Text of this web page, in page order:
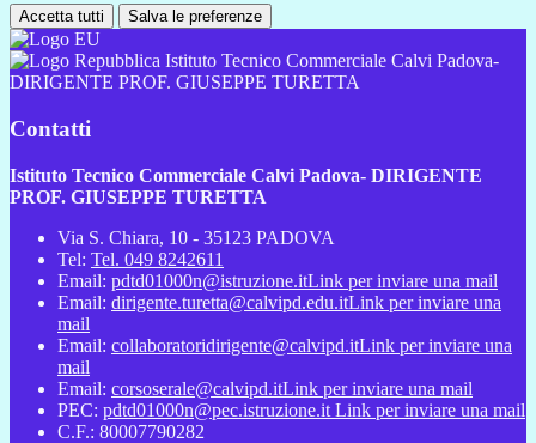
Accetta tutti Salva le preferenze
Istituto Tecnico Commerciale Calvi Padova-
DIRIGENTE PROF. GIUSEPPE TURETTA
Contatti
Istituto Tecnico Commerciale Calvi Padova- DIRIGENTE
PROF. GIUSEPPE TURETTA
Via S. Chiara, 10 - 35123 PADOVA
Tel: Tel. 049 8242611
Email: pdtd01000n@istruzione.itLink per inviare una mail
Email: dirigente.turetta@calvipd.edu.itLink per inviare una
mail
Email: collaboratoridirigente@calvipd.itLink per inviare una
mail
Email: corsoserale@calvipd.itLink per inviare una mail
PEC: pdtd01000n@pec.istruzione.it Link per inviare una mail
C.F.: 80007790282